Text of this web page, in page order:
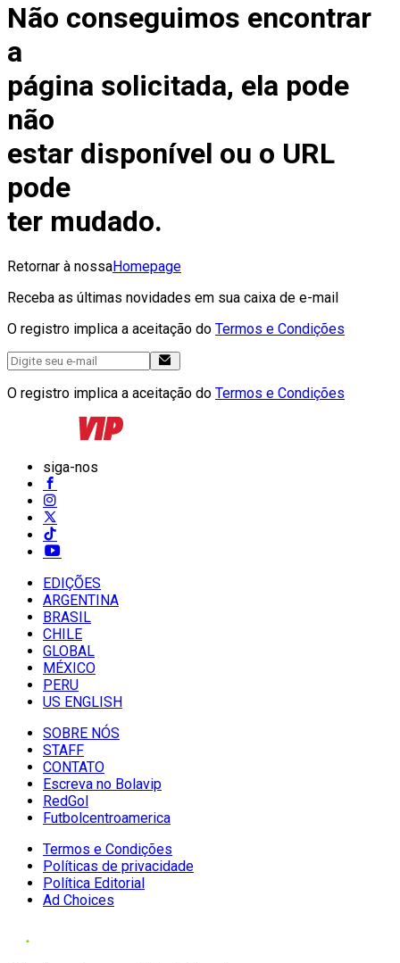
Não conseguimos encontrar
a
página solicitada, ela pode
não
estar disponível ou o URL
pode
ter mudado.
Retornar à nossaHomepage
Receba as últimas novidades em sua caixa de e-mail
O registro implica a aceitação do Termos e Condições
O registro implica a aceitação do Termos e Condições
siga-nos
EDIÇÕES
ARGENTINA
BRASIL
CHILE
GLOBAL
MÉXICO
PERU
US ENGLISH
SOBRE NÓS
STAFF
CONTATO
Escreva no Bolavip
RedGol
Futbolcentroamerica
Termos e Condições
Políticas de privacidade
Política Editorial
Ad Choices